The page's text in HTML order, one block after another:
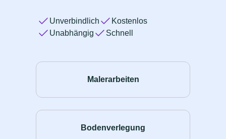
Unverbindlich
Kostenlos
Unabhängig
Schnell
Malerarbeiten
Bodenverlegung